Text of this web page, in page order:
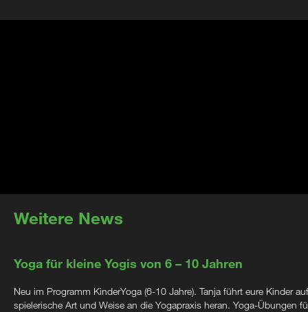
Weitere News
Yoga für kleine Yogis von 6 – 10 Jahren
Neu im Programm KinderYoga (6-10 Jahre). Tanja führt eure Kinder auf
spielerische Art und Weise an die Yogapraxis heran. Yoga-Übungen